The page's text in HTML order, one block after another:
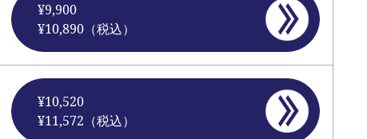
¥9,900
¥10,890（税込）
¥10,520
¥11,572（税込）